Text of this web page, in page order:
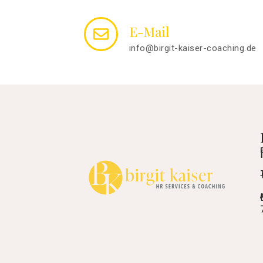
E-Mail
info@birgit-kaiser-coaching.de